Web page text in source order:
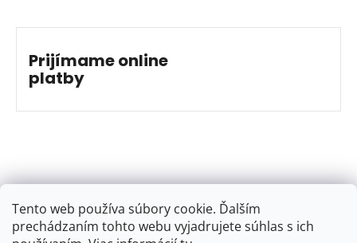
Tento web používa súbory cookie. Ďalším
prechádzaním tohto webu vyjadrujete súhlas s ich
Prijímame online
platby